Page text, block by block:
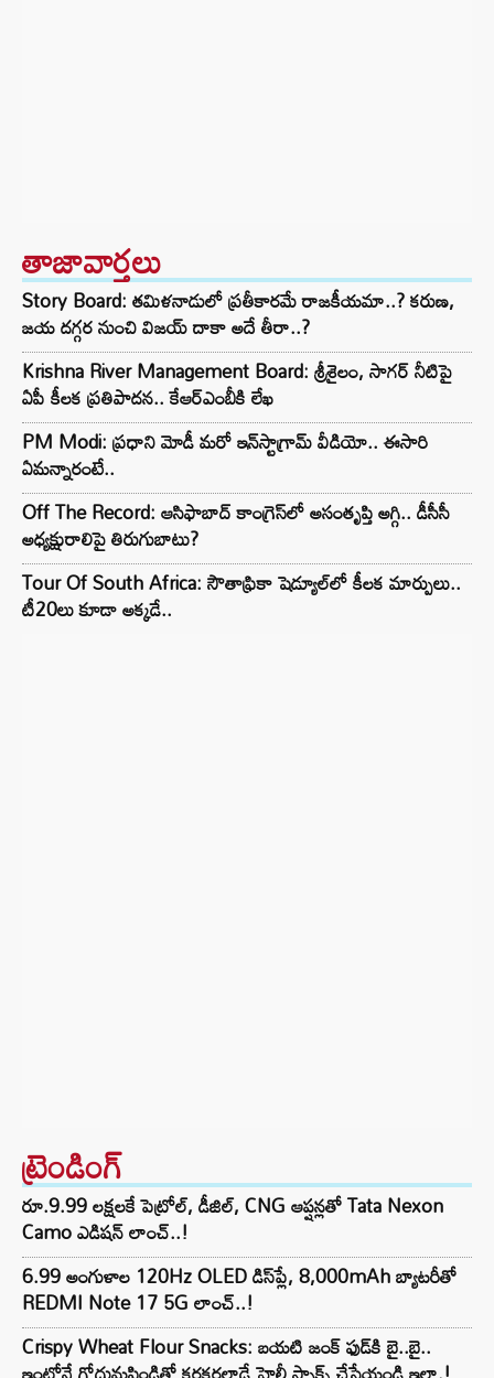
తాజావార్తలు
Story Board: తమిళనాడులో ప్రతీకారమే రాజకీయమా..? కరుణ,
జయ దగ్గర నుంచి విజయ్ దాకా అదే తీరా..?
Krishna River Management Board: శ్రీశైలం, సాగర్ నీటిపై
ఏపీ కీలక ప్రతిపాదన.. కేఆర్ఎంబీకి లేఖ
PM Modi: ప్రధాని మోడీ మరో ఇన్‌స్టాగ్రామ్ వీడియో.. ఈసారి
ఏమన్నారంటే..
Off The Record: ఆసిఫాబాద్ కాంగ్రెస్‌లో అసంతృప్తి అగ్గి.. డీసీసీ
అధ్యక్షురాలిపై తిరుగుబాటు?
Tour Of South Africa: సౌతాఫ్రికా షెడ్యూల్‌లో కీలక మార్పులు..
టీ20లు కూడా అక్కడే..
ట్రెండింగ్‌
రూ.9.99 లక్షలకే పెట్రోల్, డీజిల్, CNG ఆప్షన్లతో Tata Nexon
Camo ఎడిషన్ లాంచ్..!
6.99 అంగుళాల 120Hz OLED డిస్‌ప్లే, 8,000mAh బ్యాటరీతో
REDMI Note 17 5G లాంచ్..!
Crispy Wheat Flour Snacks: బయటి జంక్ ఫుడ్‌కి బై..బై..